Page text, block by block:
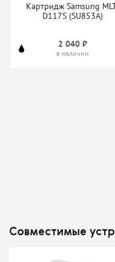
нет в наличии
Картридж Samsung
D117S (SU853A)
2 040 ₽
в наличии
Совместимые